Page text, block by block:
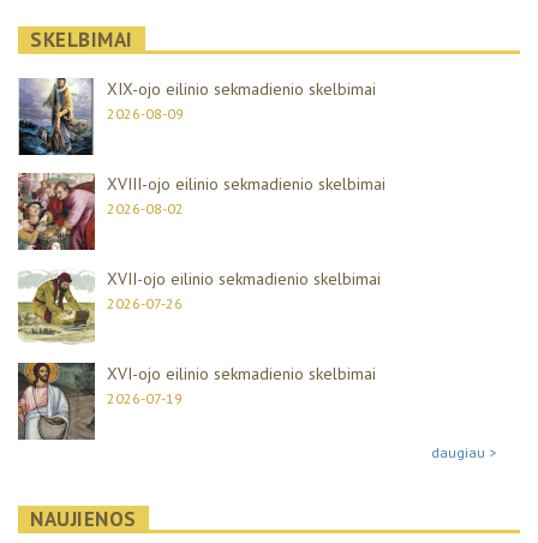
SKELBIMAI
XIX-ojo eilinio sekmadienio skelbimai
2026-08-09
XVIII-ojo eilinio sekmadienio skelbimai
2026-08-02
XVII-ojo eilinio sekmadienio skelbimai
2026-07-26
XVI-ojo eilinio sekmadienio skelbimai
2026-07-19
daugiau >
NAUJIENOS